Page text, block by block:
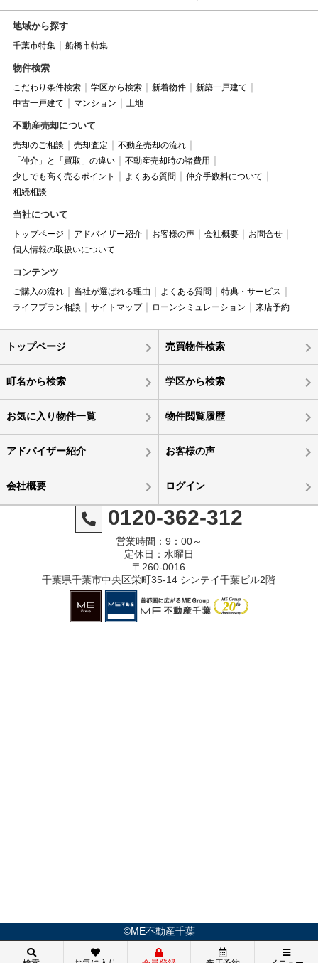
地域から探す
千葉市特集 船橋市特集
物件検索
こだわり条件検索 学区から検索 新着物件
新築一戸建て
中古一戸建て
マンション 土地
不動産売却について
売却のご相談 売却査定
不動産売却の流れ
「仲介」と「買取」の違い
不動産売却時の諸費用
少しでも高く売るポイント
よくある質問
仲介手数料について
相続相談
当社について
トップページ アドバイザー紹介 お客様の声 会社概要
お問合せ
個人情報の取扱いについて
コンテンツ
ご購入の流れ 当社が選ばれる理由 よくある質問
特典・サービス
ライフプラン相談
サイトマップ ローンシミュレーション 来店予約
トップページ 売買物件検索
町名から検索 学区から検索
お気に入り物件一覧 物件閲覧履歴
アドバイザー紹介 お客様の声
会社概要 ログイン
0120-362-312
営業時間：9：00～
定休日：水曜日
〒260-0016
千葉県千葉市中央区栄町35-14 シンテイ千葉ビル2階
©ME不動産千葉